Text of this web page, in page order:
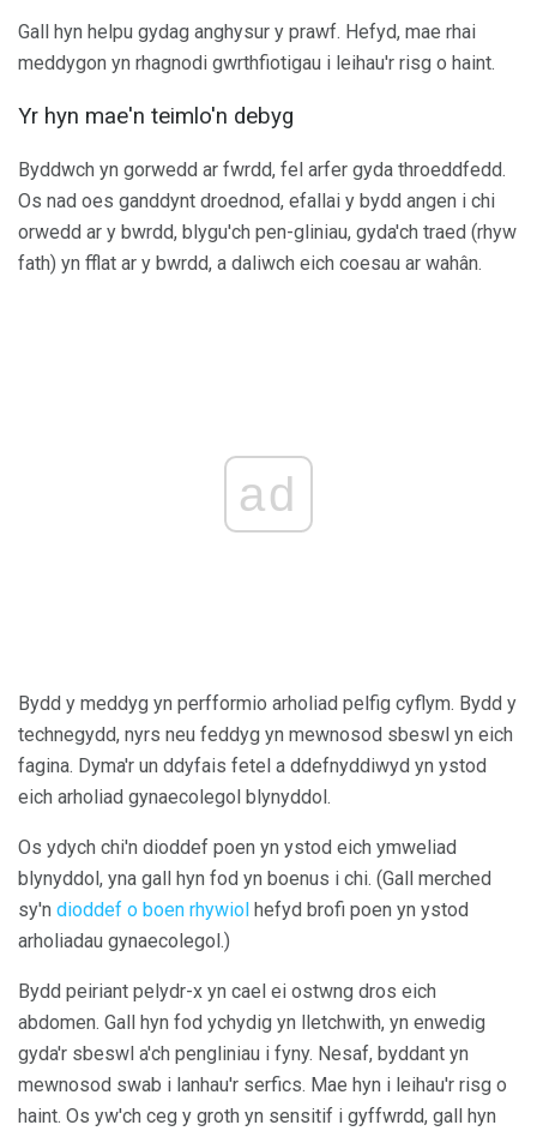
Gall hyn helpu gydag anghysur y prawf. Hefyd, mae rhai
meddygon yn rhagnodi gwrthfiotigau i leihau'r risg o haint.
Yr hyn mae'n teimlo'n debyg
Byddwch yn gorwedd ar fwrdd, fel arfer gyda throeddfedd.
Os nad oes ganddynt droednod, efallai y bydd angen i chi
orwedd ar y bwrdd, blygu'ch pen-gliniau, gyda'ch traed (rhyw
fath) yn fflat ar y bwrdd, a daliwch eich coesau ar wahân.
ad
Bydd y meddyg yn perfformio arholiad pelfig cyflym. Bydd y
technegydd, nyrs neu feddyg yn mewnosod sbeswl yn eich
fagina. Dyma'r un ddyfais fetel a ddefnyddiwyd yn ystod
eich arholiad gynaecolegol blynyddol.
Os ydych chi'n dioddef poen yn ystod eich ymweliad
blynyddol, yna gall hyn fod yn boenus i chi. (Gall merched
sy'n dioddef o boen rhywiol hefyd brofi poen yn ystod
arholiadau gynaecolegol.)
Bydd peiriant pelydr-x yn cael ei ostwng dros eich
abdomen. Gall hyn fod ychydig yn lletchwith, yn enwedig
gyda'r sbeswl a'ch pengliniau i fyny. Nesaf, byddant yn
mewnosod swab i lanhau'r serfics. Mae hyn i leihau'r risg o
haint. Os yw'ch ceg y groth yn sensitif i gyffwrdd, gall hyn